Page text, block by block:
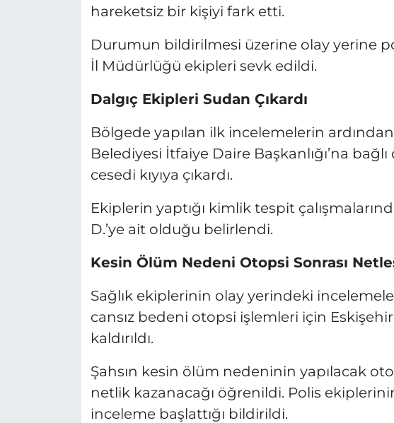
hareketsiz bir kişiyi fark etti.
Durumun bildirilmesi üzerine olay yerine
İl Müdürlüğü ekipleri sevk edildi.
Dalgıç Ekipleri Sudan Çıkardı
Bölgede yapılan ilk incelemelerin
Belediyesi İtfaiye Daire Başkanlığı’na
cesedi kıyıya çıkardı.
Ekiplerin yaptığı kimlik tespit
D.’ye ait olduğu belirlendi.
Kesin Ölüm Nedeni Otopsi Sonrası
Sağlık ekiplerinin olay yerindeki
cansız bedeni otopsi işlemleri için
kaldırıldı.
Şahsın kesin ölüm nedeninin yapılacak
netlik kazanacağı öğrenildi. Polis
inceleme başlattığı bildirildi.